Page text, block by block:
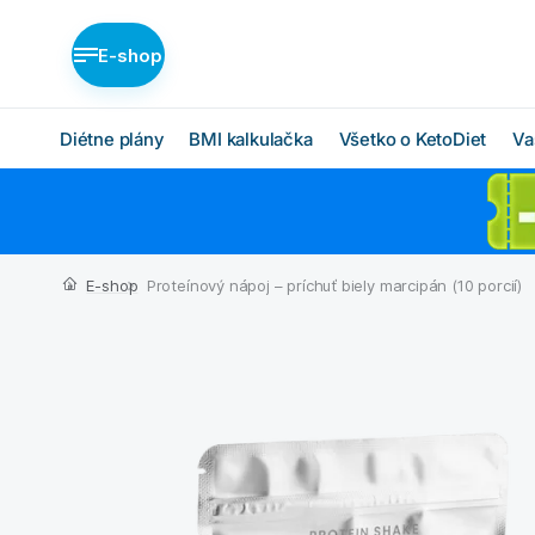
E-shop
Diétne plány
Nízka nadváha (BASIC)
BMI kalkulačka Všetko o KetoDiet
Ako KetoDiet funguje
O proteínovej diéte
Ketóza
Čo budem jesť
E-shop Proteínový nápoj – príchuť biely marcipán (10 porcií)